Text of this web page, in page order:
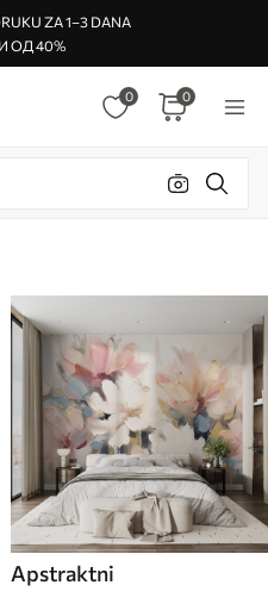
ZA 1–3 DANA
ОД 40%
0 0
Apstraktni